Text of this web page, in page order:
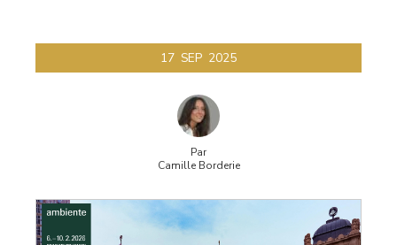
17 SEP 2025
Par
Camille Borderie